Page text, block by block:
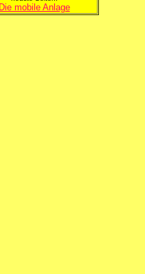
Die mobile Anlage